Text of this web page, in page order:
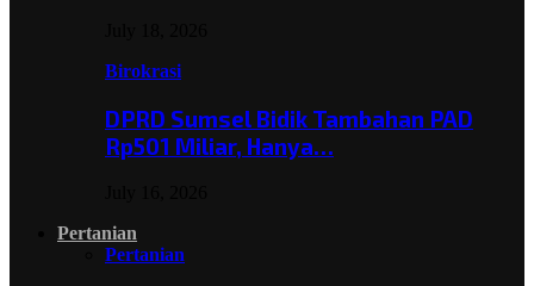
Birokrasi
DPRD Sumsel Bidik Tambahan PAD
Rp501 Miliar, Hanya…
Pertanian
Pertanian